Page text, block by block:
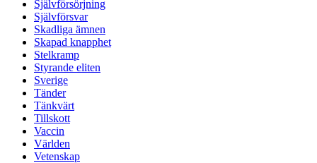
Självförsörjning
Självförsvar
Skadliga ämnen
Skapad knapphet
Stelkramp
Styrande eliten
Sverige
Tänder
Tänkvärt
Tillskott
Vaccin
Världen
Vetenskap